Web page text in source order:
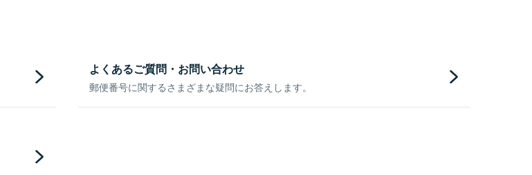
よくあるご質問・お問い合わせ
郵便番号に関するさまざまな疑問にお答えします。